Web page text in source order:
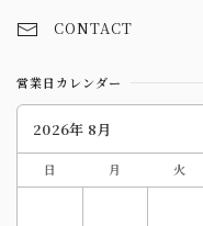
CONTACT
営業日カレンダー
2026年 8月
日 月 火